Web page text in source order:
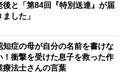
後と「第84回『特別送達』が届
ました」
知症の母が自分の名前を書けな
！衝撃を受けた息子を救った作
療法士さんの言葉